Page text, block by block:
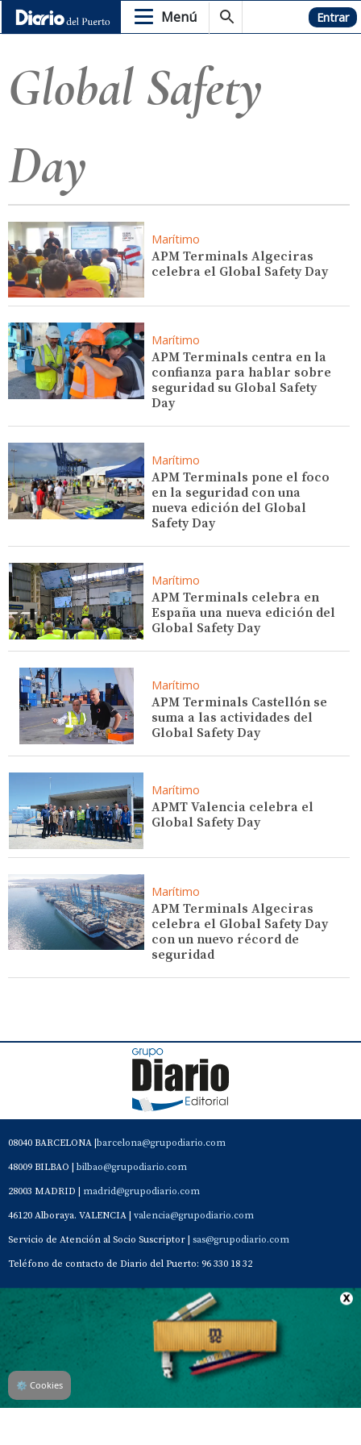
Menú Hemeroteca Entrar
Global Safety
Day
Marítimo
APM Terminals Algeciras
celebra el Global Safety Day
Marítimo
APM Terminals centra en la
confianza para hablar sobre
seguridad su Global Safety
Day
Marítimo
APM Terminals pone el foco
en la seguridad con una
nueva edición del Global
Safety Day
Marítimo
APM Terminals celebra en
España una nueva edición del
Global Safety Day
Marítimo
APM Terminals Castellón se
suma a las actividades del
Global Safety Day
Marítimo
APMT Valencia celebra el
Global Safety Day
Marítimo
APM Terminals Algeciras
celebra el Global Safety Day
con un nuevo récord de
seguridad
08040 BARCELONA | barcelona@grupodiario.com
48009 BILBAO | bilbao@grupodiario.com
28003 MADRID | madrid@grupodiario.com
46120 Alboraya. VALENCIA | valencia@grupodiario.com
Servicio de Atención al Socio Suscriptor | sas@grupodiario.com
Teléfono de contacto de Diario del Puerto: 96 330 18 32
Contacto Aviso Legal Quiénes somos Política de privacidad
⚙ Cookies